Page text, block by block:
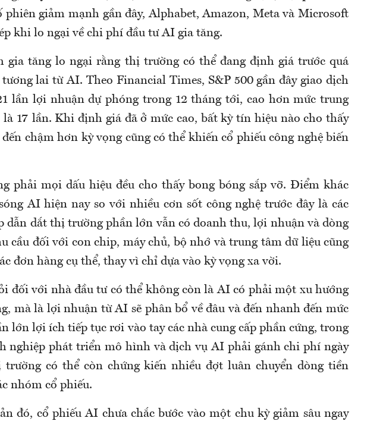
phiên giảm mạnh gần đây, Alphabet, Amazon, Meta và Microsoft
khi lo ngại về chi phí đầu tư AI gia tăng.
gia tăng lo ngại rằng thị trường có thể đang định giá trước quá
lai từ AI. Theo Financial Times, S&P 500 gần đây giao dịch
lần lợi nhuận dự phóng trong 12 tháng tới, cao hơn mức trung
17 lần. Khi định giá đã ở mức cao, bất kỳ tín hiệu nào cho thấy
chậm hơn kỳ vọng cũng có thể khiến cổ phiếu công nghệ biến
phải mọi dấu hiệu đều cho thấy bong bóng sắp vỡ. Điểm khác
AI hiện nay so với nhiều cơn sốt công nghệ trước đây là các
dẫn dắt thị trường phần lớn vẫn có doanh thu, lợi nhuận và dòng
cầu đối với con chip, máy chủ, bộ nhớ và trung tâm dữ liệu cũng
đơn hàng cụ thể, thay vì chỉ dựa vào kỳ vọng xa vời.
đối với nhà đầu tư có thể không còn là AI có phải một xu hướng
mà là lợi nhuận từ AI sẽ phân bổ về đâu và đến nhanh đến mức
lớn lợi ích tiếp tục rơi vào tay các nhà cung cấp phần cứng, trong
nghiệp phát triển mô hình và dịch vụ AI phải gánh chi phí ngày
trường có thể còn chứng kiến nhiều đợt luân chuyển dòng tiền
nhóm cổ phiếu.
đó, cổ phiếu AI chưa chắc bước vào một chu kỳ giảm sâu ngay